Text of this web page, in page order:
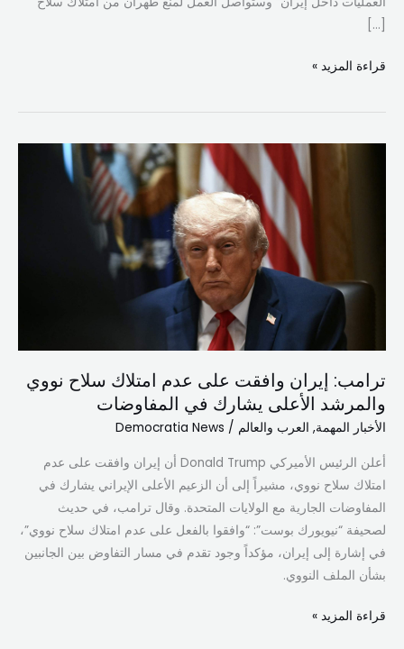
[…]
قراءة المزيد »
ترامب: إيران وافقت على عدم امتلاك سلاح نووي
والمرشد الأعلى يشارك في المفاوضات
الأخبار المهمة, العرب والعالم /
Democratia News
أعلن الرئيس الأميركي Donald Trump أن إيران وافقت على عدم
امتلاك سلاح نووي، مشيراً إلى أن الزعيم الأعلى الإيراني يشارك في
المفاوضات الجارية مع الولايات المتحدة. وقال ترامب، في حديث
لصحيفة “نيويورك بوست”: “وافقوا بالفعل على عدم امتلاك سلاح نووي”،
في إشارة إلى إيران، مؤكداً وجود تقدم في مسار التفاوض بين الجانبين
بشأن الملف النووي.
سلاح
والمرشد
يشارك
في
المفاوضات
قراءة المزيد »